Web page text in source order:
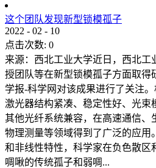
这个团队发现新型锁模孤子
2022 - 02 - 10
点击次数: 0
来源：西北工业大学近日，西北工
授团队等在新型锁模孤子方面取得
学报-科学网对该成果进行了关注
激光器结构紧凑、稳定性好、光束
其他光纤系统兼容，在高速通信、
物理测量等领域得到了广泛的应用
和非线性特性，科学家在负色散区
啁啾的传统孤子和弱啁...